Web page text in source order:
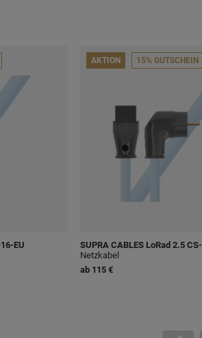
EU
AKTION 15% GUTSCHEIN
SUPRA CABLES LoRad 2.5
Netzkabel
ab 115 €